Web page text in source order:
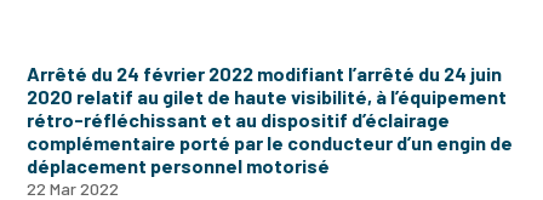
Arrêté du 24 février 2022 modifiant l’arrêté du 24 juin
2020 relatif au gilet de haute visibilité, à l’équipement
rétro-réfléchissant et au dispositif d’éclairage
complémentaire porté par le conducteur d’un engin de
déplacement personnel motorisé
22 Mar 2022